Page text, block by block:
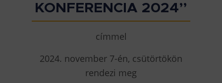
KONFERENCIA 2024”
címmel
2024. november 7-én, csütörtökön
rendezi meg